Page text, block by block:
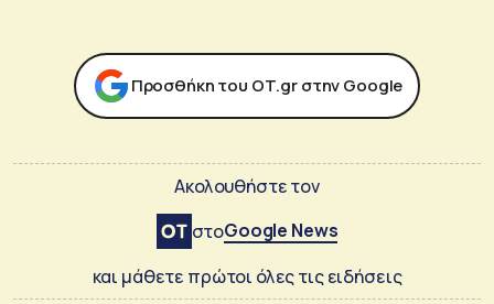
Προσθήκη του ΟΤ.gr στην Google
Ακολουθήστε τον
στοGoogle News
και μάθετε πρώτοι όλες τις ειδήσεις